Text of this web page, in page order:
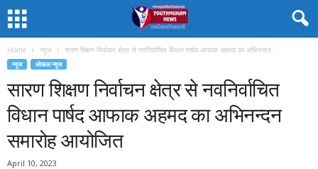
Home न्यूज सारण शिक्षण निर्वाचन क्षेत्र से नवनिर्वाचित विधान पार्षद आफाक अहमद का अभिनन्दन...
न्यूज लोकल न्यूज
सारण शिक्षण निर्वाचन क्षेत्र से नवनिर्वाचित
विधान पार्षद आफाक अहमद का अभिनन्दन
समारोह आयोजित
April 10, 2023